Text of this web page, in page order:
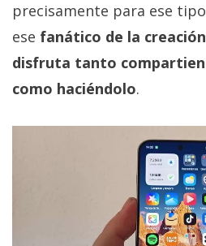
precisamente para ese
ese fanático de la
disfruta tanto
como haciéndolo.